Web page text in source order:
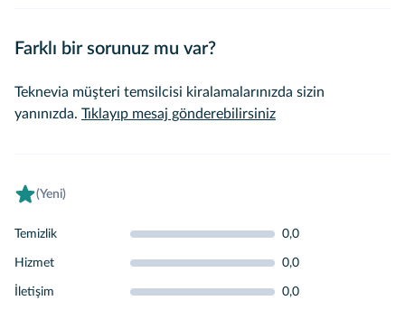
Farklı bir sorunuz mu var?
Teknevia müşteri temsilcisi kiralamalarınızda sizin
yanınızda. Tıklayıp mesaj gönderebilirsiniz
(Yeni)
Temizlik 0,0
Hizmet 0,0
İletişim 0,0